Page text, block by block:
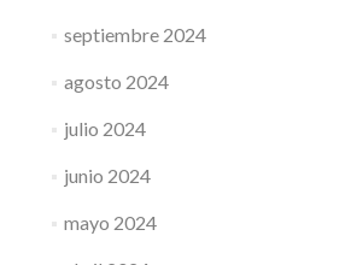
septiembre 2024
agosto 2024
julio 2024
junio 2024
mayo 2024